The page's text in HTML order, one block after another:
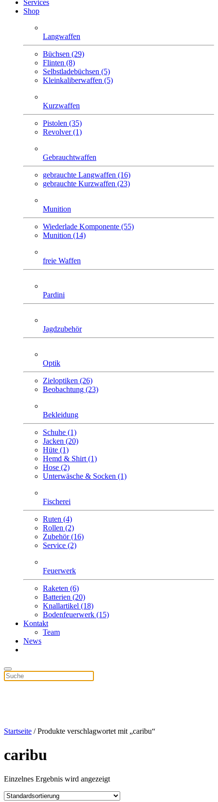
Services
Shop
Langwaffen
Büchsen (29)
Flinten (8)
Selbstlade­büchsen (5)
Klein­kaliber­waffen (5)
Kurzwaffen
Pistolen (35)
Revolver (1)
Gebrauchtwaffen
gebrauchte Langwaffen (16)
gebrauchte Kurzwaffen (23)
Munition
Wiederlade Komponente (55)
Munition (14)
freie Waffen
Pardini
Jagdzubehör
Optik
Zieloptiken (26)
Beobachtung (23)
Bekleidung
Schuhe (1)
Jacken (20)
Hüte (1)
Hemd & Shirt (1)
Hose (2)
Unterwäsche & Socken (1)
Fischerei
Ruten (4)
Rollen (2)
Zubehör (16)
Service (2)
Feuerwerk
Raketen (6)
Batterien (20)
Knallartikel (18)
Bodenfeuerwerk (15)
Kontakt
Team
News
Startseite / Produkte verschlagwortet mit „caribu“
caribu
Einzelnes Ergebnis wird angezeigt